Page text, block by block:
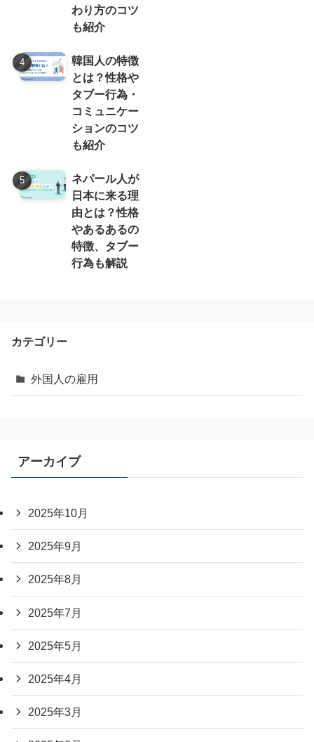
わり方のコツ
も紹介
韓国人の特徴
とは？性格や
タブー行為・
コミュニケー
ションのコツ
も紹介
ネパール人が
日本に来る理
由とは？性格
やあるあるの
特徴、タブー
行為も解説
カテゴリー
外国人の雇用
アーカイブ
2025年10月
2025年9月
2025年8月
2025年7月
2025年5月
2025年4月
2025年3月